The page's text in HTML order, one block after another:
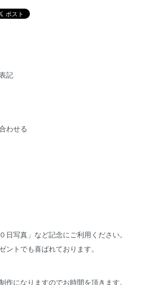
記
わせる
日写真」など記念にご利用ください。
ントでも喜ばれております。
作になりますのでお時間を頂きます。